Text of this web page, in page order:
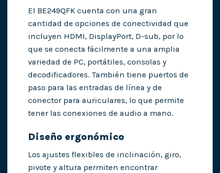
El BE249QFK cuenta con una gran
cantidad de opciones de conectividad que
incluyen HDMI, DisplayPort, D-sub, por lo
que se conecta fácilmente a una amplia
variedad de PC, portátiles, consolas y
decodificadores. También tiene puertos de
paso para las entradas de línea y de
conector para auriculares, lo que permite
tener las conexiones de audio a mano.
Diseño ergonómico
Los ajustes flexibles de inclinación, giro,
pivote y altura permiten encontrar